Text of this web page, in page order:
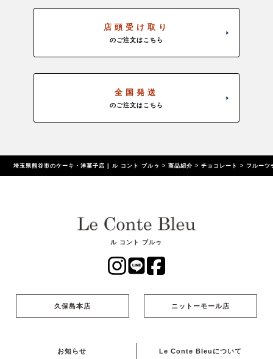
店頭受け取り
のご注文はこちら
全国発送
のご注文はこちら
埼玉県熊谷市のケーキ・洋菓子店 | ル コント ブルゥ >商品紹介 >チョコレート > フルーツ
ル コント ブルゥ
久保島本店 ニットーモール店
お知らせ Le Conte Bleuについて